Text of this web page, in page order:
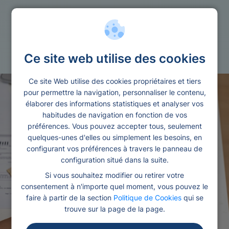
Ce site web utilise des cookies
Ce site Web utilise des cookies propriétaires et tiers
pour permettre la navigation, personnaliser le contenu,
élaborer des informations statistiques et analyser vos
habitudes de navigation en fonction de vos
préférences. Vous pouvez accepter tous, seulement
quelques-unes d'elles ou simplement les besoins, en
configurant vos préférences à travers le panneau de
configuration situé dans la suite.
Si vous souhaitez modifier ou retirer votre
consentement à n'importe quel moment, vous pouvez le
faire à partir de la section Politique de Cookiesqui se
trouve sur la page de la page.